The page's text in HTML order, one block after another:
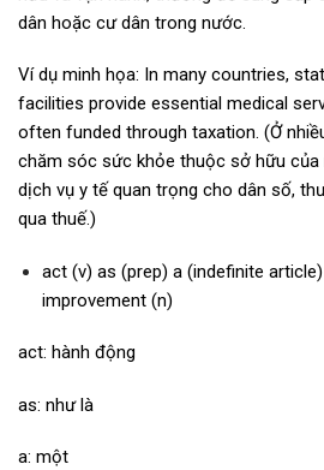
dân hoặc cư dân trong nước.
Ví dụ minh họa: In many countries,
facilities provide essential medical
often funded through taxation. (Ở
chăm sóc sức khỏe thuộc sở hữu
dịch vụ y tế quan trọng cho dân số,
qua thuế.)
act (v) as (prep) a (indefinite
improvement (n)
act: hành động
as: như là
a: một